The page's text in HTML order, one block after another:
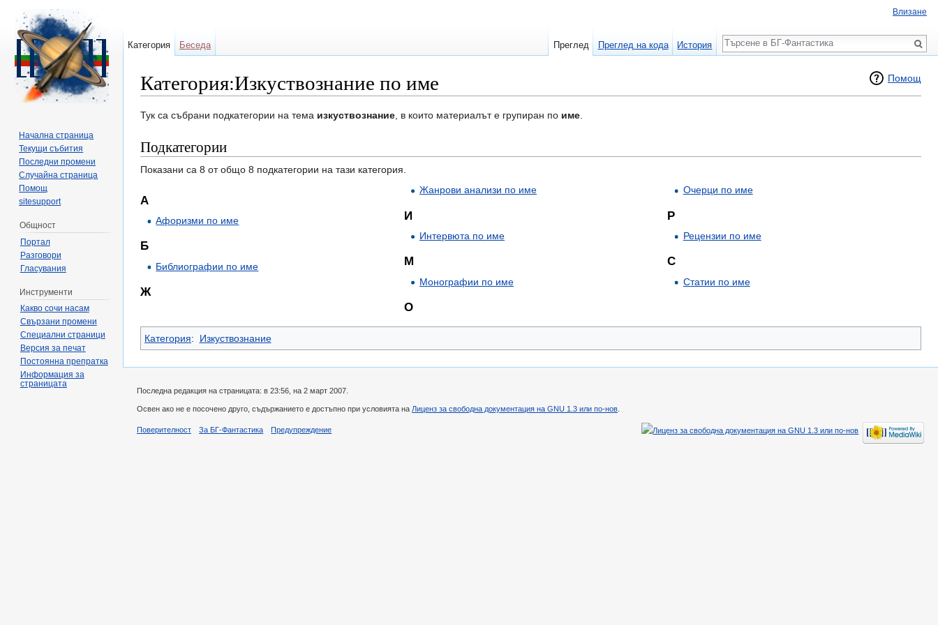
Помощ
Категория:Изкуствознание по име
Тук са събрани подкатегории на тема изкуствознание, в които материалът е групиран по име.
Подкатегории
Показани са 8 от общо 8 подкатегории на тази категория.
А
Афоризми по име
Б
Библиографии по име
Ж
Жанрови анализи по име
И
Интервюта по име
М
Монографии по име
О
Очерци по име
Р
Рецензии по име
С
Статии по име
Категория: Изкуствознание
Влизане
Категория Беседа Преглед Преглед на кода История
Търсене
Начална страница
Текущи събития
Последни промени
Случайна страница
Помощ
sitesupport
Общност
Портал
Разговори
Гласувания
Инструменти
Какво сочи насам
Свързани промени
Специални страници
Версия за печат
Постоянна препратка
Информация за
страницата
Последна редакция на страницата: в 23:56, на 2 март 2007.
Освен ако не е посочено друго, съдържанието е достъпно при условията на Лиценз за свободна документация на GNU 1.3 или по-нов
Поверителност За БГ-Фантастика Предупреждение